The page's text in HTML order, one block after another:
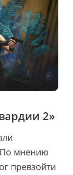
2»
По мнению
превзойти